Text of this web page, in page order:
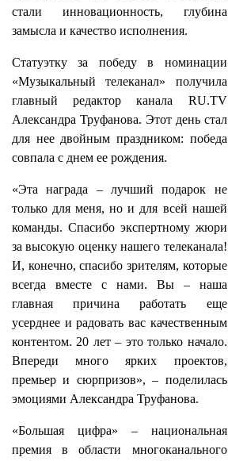
стали инновационность, глубина
замысла и качество исполнения.
Статуэтку за победу в номинации
«Музыкальный телеканал» получила
главный редактор канала RU.TV
Александра Труфанова. Этот день стал
для нее двойным праздником: победа
совпала с днем ее рождения.
«Эта награда – лучший подарок не
только для меня, но и для всей нашей
команды. Спасибо экспертному жюри
за высокую оценку нашего телеканала!
И, конечно, спасибо зрителям, которые
всегда вместе с нами. Вы – наша
главная причина работать еще
усерднее и радовать вас качественным
контентом. 20 лет – это только начало.
Впереди много ярких проектов,
премьер и сюрпризов», – поделилась
эмоциями Александра Труфанова.
«Большая цифра» – национальная
премия в области многоканального